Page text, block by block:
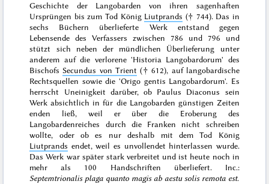
Geschichte der Langobarden von ihren sagenhaften
Ursprüngen bis zum Tod König Liutprands († 744). Das in
sechs Büchern überlieferte Werk entstand gegen
Lebensende des Verfassers zwischen 786 und 796 und
stützt sich neben der mündlichen Überlieferung unter
anderem auf die verlorene 'Historia Langobardorum' des
BischofsSecundus von Trient († 612), auf langobardische
Rechtsquellen sowie die 'Origo gentis Langobardorum'. Es
herrscht Uneinigkeit darüber, ob Paulus Diaconus sein
Werk absichtlich in für die Langobarden günstigen Zeiten
enden ließ, weil er über die Eroberung des
Langobardenreiches durch die Franken nicht schreiben
wollte, oder ob es nur deshalb mit dem Tod König
Liutprands endet, weil es unvollendet hinterlassen wurde.
Das Werk war später stark verbreitet und ist heute noch in
mehr als 100 Handschriften überliefert. Inc.:
Septemtrionalis plaga quanto magis ab aestu solis remota est.